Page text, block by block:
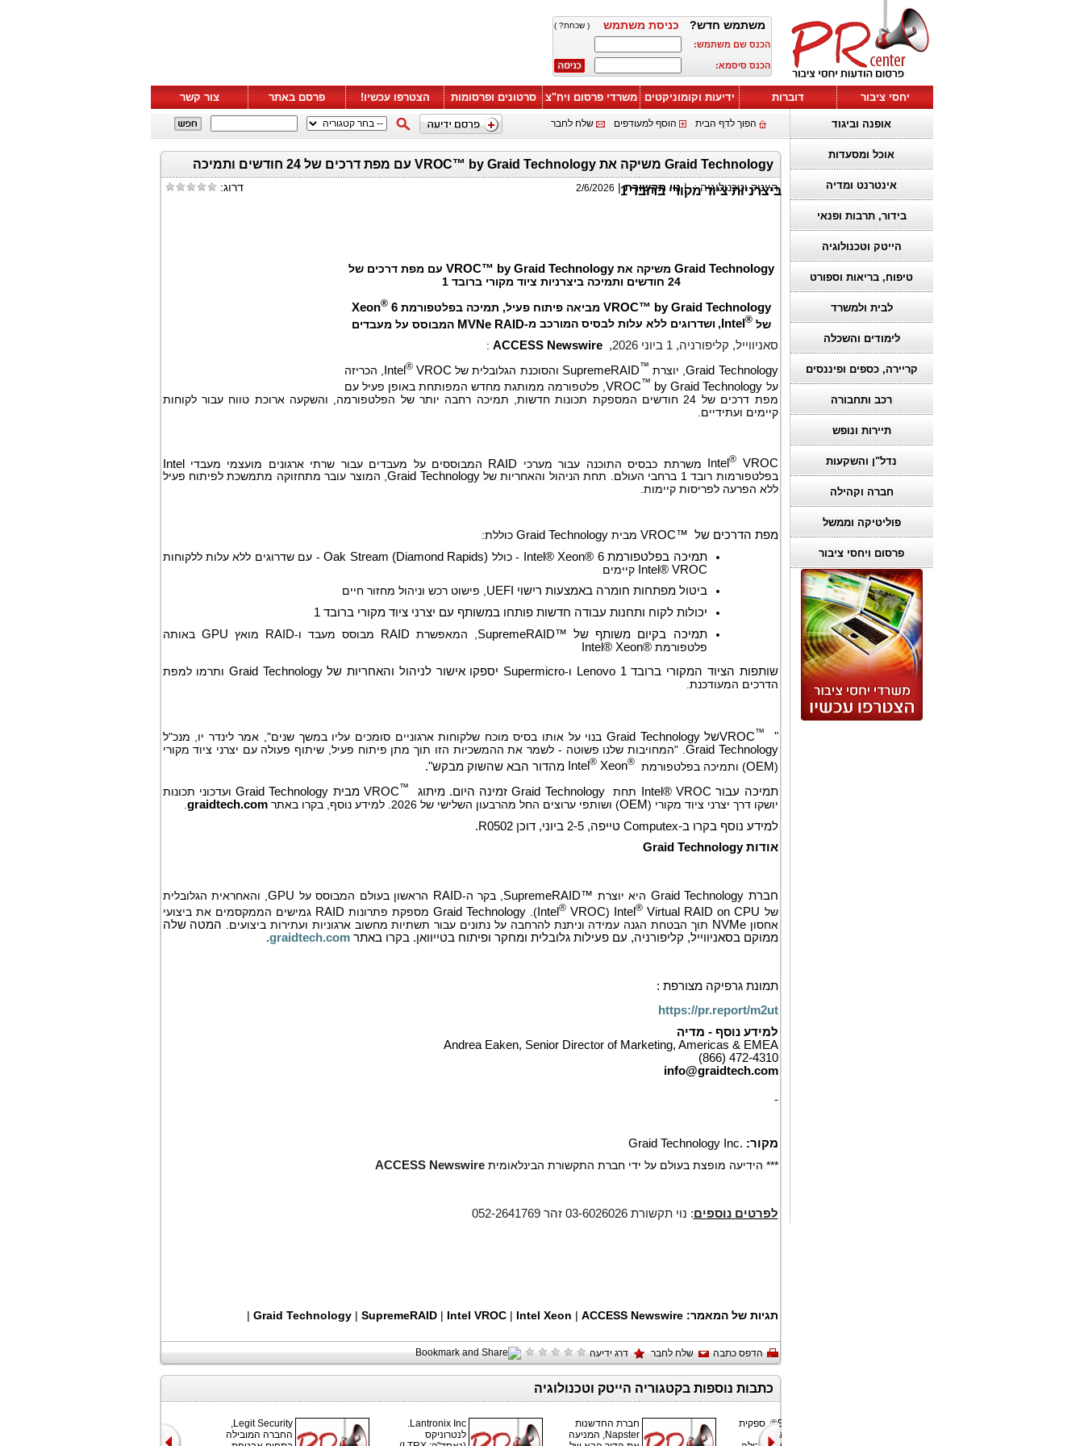
משתמש חדש? כניסת משתמש ( שכחת? )
הכנס שם משתמש:
הכנס סיסמא:
יחסי ציבור דוברות ידיעות וקומוניקטים משרדי פרסום ויח"צ סרטונים ופרסומות הצטרפו עכשיו! פרסם באתר צור קשר
אופנה וביגוד
אוכל ומסעדות
אינטרנט ומדיה
בידור, תרבות ופנאי
הייטק וטכנולוגיה
טיפוח, בריאות וספורט
לבית ולמשרד
לימודים והשכלה
קריירה, כספים ופיננסים
רכב ותחבורה
תיירות ונופש
נדל"ן והשקעות
חברה וקהילה
פוליטיקה וממשל
פרסום ויחסי ציבור
הפוך לדף הבית הוסף למעודפים שלח לחבר
Graid Technology משיקה את VROC™ by Graid Technology עם מפת דרכים של 24 חודשים ותמיכה
ביצרניות ציוד מקורי ברובד 1
הייטק וטכנולוגיה:
|נוי תקשורת|
2/6/2026 דרוג:
Graid Technology משיקה אתVROC™ by Graid Technology עם מפת דרכים של
24 חודשים ותמיכה ביצרניות ציוד מקורי ברובד 1
VROC™ by Graid Technology מביאה פיתוח פעיל, תמיכה בפלטפורמת Xeon®6
של
Intel ®
, ושדרוגים ללא עלות לבסיס המורכב מ-MVNe RAID המבוסס על מעבדים
סאניווייל, קליפורניה, 1 ביוני 2026,
ACCESS Newswire
:
Graid Technology, יוצרת SupremeRAID™ והסוכנת הגלובלית של Intel®VROC
, הכריזה
על
VROC™ by Graid Technology
, פלטפורמה ממותגת מחדש המפותחת באופן פעיל עם
מפת דרכים של 24 חודשים המספקת תכונות חדשות, תמיכה רחבה יותר של הפלטפורמה, והשקעה ארוכת טווח עבור לקוחות
קיימים ועתידיים.
Intel® VROC משרתת כבסיס התוכנה עבור מערכי RAID המבוססים על מעבדים עבור שרתי ארגונים מועצמי מעבדיIntel
בפלטפורמות רובד 1 ברחבי העולם. תחת הניהול והאחריות של
Graid Technology, המוצר עובר מתחזוקה מתמשכת לפיתוח פעיל
ללא הפרעה לפריסות קיימות.
מפת הדרכים של VROC™ מביתGraid Technology כוללת:
תמיכה בפלטפורמתIntel® Xeon® 6 - כולל Oak Stream (Diamond Rapids)- עם שדרוגים ללא עלות ללקוחות
Intel® VROC קיימים
ביטול מפתחות חומרה באמצעות רישוי UEFI, פישוט רכש וניהול מחזור חיים
יכולות לקוח ותחנות עבודה חדשות פותחו במשותף עם יצרני ציוד מקורי ברובד 1
תמיכה בקיום משותף של SupremeRAID™ , המאפשרת RAID מבוסס מעבד ו-RAID מואץ GPU באותה
פלטפורמתIntel® Xeon®
שותפות הציוד המקורי ברובד 1
Lenovo ו-Supermicro יספקו אישור לניהול והאחריות שלGraid Technology ותרמו למפת
הדרכים המעודכנת.
"
VROC™ שלGraid Technology בנוי על אותו בסיס מוכח שלקוחות ארגוניים סומכים עליו במשך שנים", אמר לינדר יו, מנכ"ל
Graid Technology . "המחויבות שלנו פשוטה - לשמר את ההמשכיות הזו תוך מתן פיתוח פעיל, שיתוף פעולה עם יצרני ציוד מקורי
(
OEM) ותמיכה בפלטפורמת Intel®Xeon®
מהדור הבא שהשוק מבקש".
תמיכה עבור Intel® VROC תחת Graid Technology זמינה היום. מיתוג VROC™ מבית Graid Technologyועדכוני תכונות
יושקו דרך יצרני ציוד מקורי (OEM) ושותפי ערוצים החל מהרבעון השלישי של 2026. למידע נוסף, בקרו באתר graidtech.com
למידע נוסף בקרו ב-Computex טייפה, 2-5 ביוני, דוכן R0502.
אודותGraid Technology
חברת Graid Technology היא יוצרת SupremeRAID™, בקר ה-RAID הראשון בעולם המבוסס על GPU, והאחראית הגלובלית
של
Intel® Virtual RAID on CPU
(
Intel® VROC
).
Graid Technology מספקת פתרונות RAID גמישים הממקסמים את ביצועי
אחסוןNVMe תוך הבטחת הגנה עמידה וניתנת להרחבה על נתונים עבור תשתיות מחשוב ארגוניות ועתירות ביצועים. המטה שלה
ממוקם בסאניווייל, קליפורניה, עם פעילות גלובלית ומחקר ופיתוח בטייוואן. בקרו באתרgraidtech.com
.
תמונת גרפיקה מצורפת :
https://pr.report/m2ut
למידע נוסף - מדיה
Andrea Eaken, Senior Director of Marketing, Americas & EMEA
(866) 472-4310
info@graidtech.com
מקור: Graid Technology Inc.
*** הידיעה מופצת בעולם על ידי חברת התקשורת הבינלאומיתACCESS Newswire
לפרטים נוספים: נוי תקשורת 03-6026026 זהר 052-2641769
תגיות של המאמר: Graid Technology| SupremeRAID | Intel VROC| Intel Xeon | ACCESS Newswire
|
הדפס כתבה שלח לחבר דרג ידיעה
כתבות נוספות בקטגוריה הייטק וטכנולוגיה
Legit Security,
החברה המובילה
Lantronix Inc.
לנטרוניקס
חברת החדשנות
Napster, המניעה
ExaGrid®, ספקית
אחסון הגיבוי